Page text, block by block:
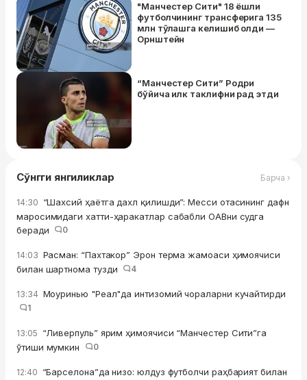
"Манчестер Сити" 18 ёшли
футболчининг трансферига 135
млн тўлашга келишиб олди —
Орнштейн
“Манчестер Сити” Родри
бўйича илк таклифни рад этди
Сўнгги янгиликлар Барча ›
14:30 “Шахсий ҳаётга дахл қилишди”: Месси отасининг дафн
маросимидаги хатти-ҳаракатлар сабабли ОАВни судга
беради
0
14:03 Расман: “Пахтакор” Эрон терма жамоаси ҳимоячиси
билан шартнома тузди
4
13:34 Моуринью "Реал"да интизомий чораларни кучайтирди
1
13:05 “Ливерпуль” ярим ҳимоячиси “Манчестер Сити”га
ўтиши мумкин
0
12:40 “Барселона”да низо: юлдуз футболчи раҳбарият билан